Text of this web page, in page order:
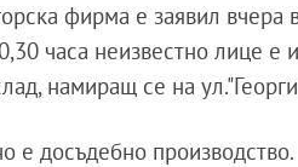
фирма е заявил
часа неизвестно лице
намиращ се на
е досъдебно производство.